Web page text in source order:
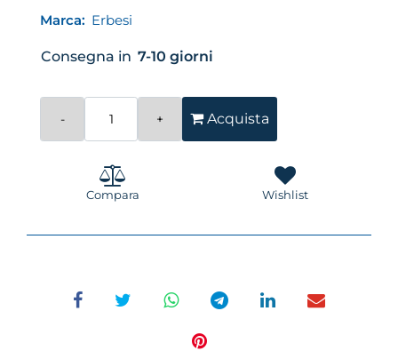
Marca: Erbesi
Consegna in 7-10 giorni
Acquista
Compara Wishlist